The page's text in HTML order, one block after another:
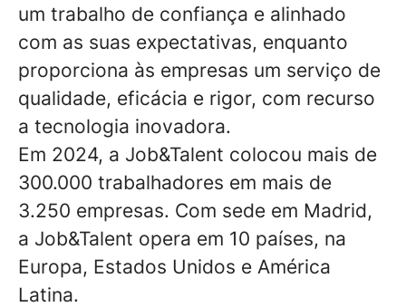
um trabalho de confiança e alinhado
com as suas expectativas, enquanto
proporciona às empresas um serviço de
qualidade, eficácia e rigor, com recurso
a tecnologia inovadora.
Em 2024, a Job&Talent colocou mais de
300.000 trabalhadores em mais de
3.250 empresas. Com sede em Madrid,
a Job&Talent opera em 10 países, na
Europa, Estados Unidos e América
Latina.